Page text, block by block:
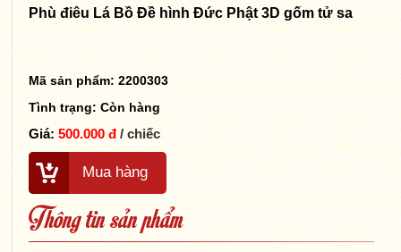
Phù điêu Lá Bồ Đề hình Đức Phật 3D gốm tử sa
Mã sản phẩm: 2200303
Tình trạng:Còn hàng
Giá: 500.000 đ/ chiếc
Mua hàng
Thông tin sản phẩm